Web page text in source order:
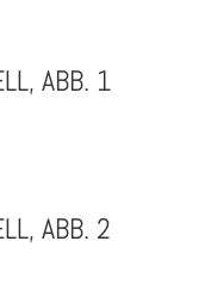
ABB. 1
ABB. 2